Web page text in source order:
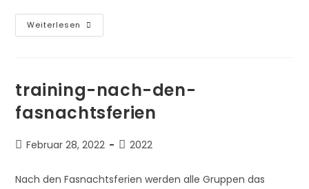
Weiterlesen Training-
Der-
training-nach-den-
fasnachtsferien
Beitrag
Februar 28, 2022
Beitrags-
2022
Nach den Fasnachtsferien werden alle Gruppen das